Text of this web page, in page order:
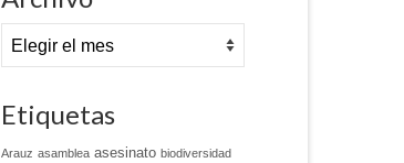
Archivo
Etiquetas
Arauz asamblea asesinato biodiversidad